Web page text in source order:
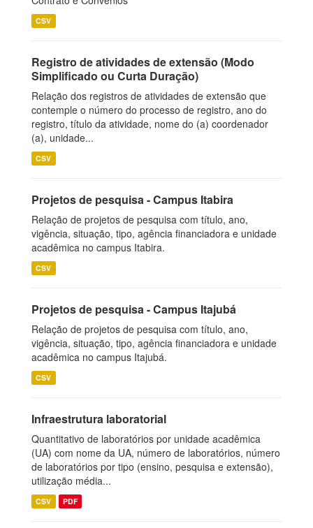
CSV
Registro de atividades de extensão (Modo
Simplificado ou Curta Duração)
Relação dos registros de atividades de extensão que
contemple o número do processo de registro, ano do
registro, título da atividade, nome do (a) coordenador
(a), unidade...
CSV
Projetos de pesquisa - Campus Itabira
Relação de projetos de pesquisa com título, ano,
vigência, situação, tipo, agência financiadora e unidade
acadêmica no campus Itabira.
CSV
Projetos de pesquisa - Campus Itajubá
Relação de projetos de pesquisa com título, ano,
vigência, situação, tipo, agência financiadora e unidade
acadêmica no campus Itajubá.
CSV
Infraestrutura laboratorial
Quantitativo de laboratórios por unidade acadêmica
(UA) com nome da UA, número de laboratórios, número
de laboratórios por tipo (ensino, pesquisa e extensão),
utilização média...
CSV PDF